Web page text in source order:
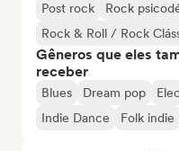
Post rock Rock
Rock & Roll / Rock
Gêneros que eles
receber
Blues Dream pop
Indie Dance
Folk indie